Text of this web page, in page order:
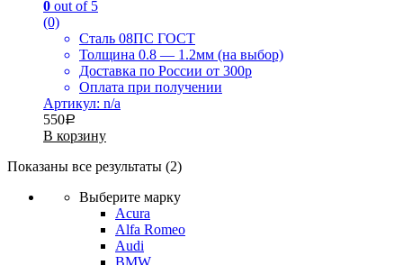
0 out of 5
(0)
Сталь 08ПС ГОСТ
Толщина 0.8 — 1.2мм (на выбор)
Доставка по России от 300р
Оплата при получении
Артикул: n/a
550Р
В корзину
Показаны все результаты (2)
Выберите марку
Acura
Alfa Romeo
Audi